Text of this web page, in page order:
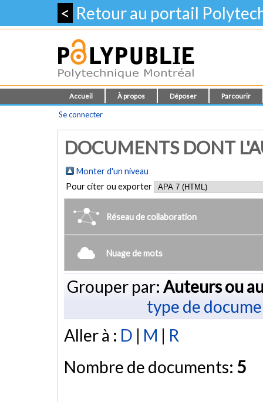
< Retour au portail
Accueil À propos Déposer Parcourir
Se connecter
DOCUMENTS DONT
Monter d'un niveau
Pour citer ou exporter
Réseau de collaboration
Nuage de mots
Grouper par: Auteurs ou
type de
Aller à : D | M | R
Nombre de documents: 5